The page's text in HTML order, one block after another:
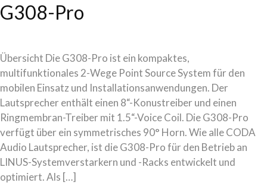
G308-Pro
Übersicht Die G308-Pro ist ein kompaktes,
multifunktionales 2-Wege Point Source System für den
mobilen Einsatz und Installationsanwendungen. Der
Lautsprecher enthält einen 8“-Konustreiber und einen
Ringmembran-Treiber mit 1.5“-Voice Coil. Die G308-Pro
verfügt über ein symmetrisches 90° Horn. Wie alle CODA
Audio Lautsprecher, ist die G308-Pro für den Betrieb an
LINUS-Systemverstarkern und -Racks entwickelt und
optimiert. Als […]